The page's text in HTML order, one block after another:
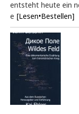
entsteht heute ein
e [Lesen•Bestellen]